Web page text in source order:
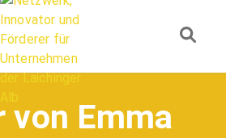
von Emma